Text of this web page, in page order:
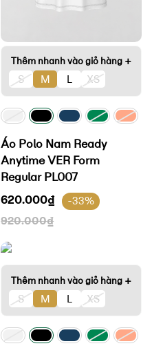
Thêm nhanh vào giỏ hàng +
S M L XS
Áo Polo Nam Ready
Anytime VER Form
Regular PL007
620.000₫ -33%
920.000₫
Thêm nhanh vào giỏ hàng +
S M L XS